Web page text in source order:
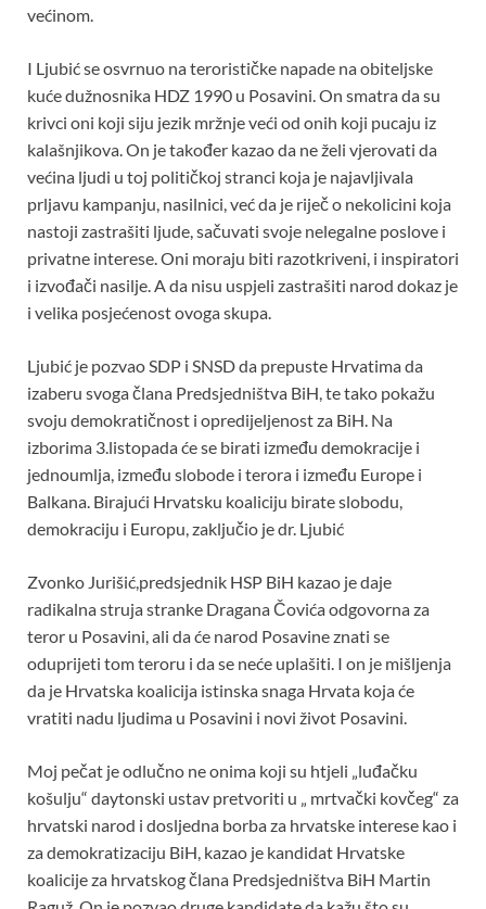
većinom.
I Ljubić se osvrnuo na terorističke napade na obiteljske
kuće dužnosnika HDZ 1990 u Posavini. On smatra da su
krivci oni koji siju jezik mržnje veći od onih koji pucaju iz
kalašnjikova. On je također kazao da ne želi vjerovati da
većina ljudi u toj političkoj stranci koja je najavljivala
prljavu kampanju, nasilnici, već da je riječ o nekolicini koja
nastoji zastrašiti ljude, sačuvati svoje nelegalne poslove i
privatne interese. Oni moraju biti razotkriveni, i inspiratori
i izvođači nasilje. A da nisu uspjeli zastrašiti narod dokaz je
i velika posjećenost ovoga skupa.
Ljubić je pozvao SDP i SNSD da prepuste Hrvatima da
izaberu svoga člana Predsjedništva BiH, te tako pokažu
svoju demokratičnost i opredijeljenost za BiH. Na
izborima 3.listopada će se birati između demokracije i
jednoumlja, između slobode i terora i između Europe i
Balkana. Birajući Hrvatsku koaliciju birate slobodu,
demokraciju i Europu, zaključio je dr. Ljubić
Zvonko Jurišić,predsjednik HSP BiH kazao je daje
radikalna struja stranke Dragana Čovića odgovorna za
teror u Posavini, ali da će narod Posavine znati se
oduprijeti tom teroru i da se neće uplašiti. I on je mišljenja
da je Hrvatska koalicija istinska snaga Hrvata koja će
vratiti nadu ljudima u Posavini i novi život Posavini.
Moj pečat je odlučno ne onima koji su htjeli „luđačku
košulju“ daytonski ustav pretvoriti u „ mrtvački kovčeg“ za
hrvatski narod i dosljedna borba za hrvatske interese kao i
za demokratizaciju BiH, kazao je kandidat Hrvatske
koalicije za hrvatskog člana Predsjedništva BiH Martin